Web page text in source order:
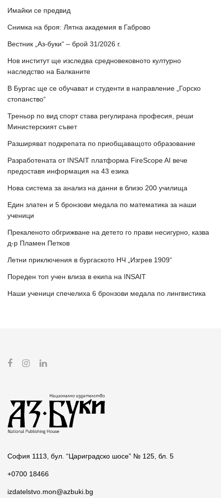
Имайки се предвид
Снимка на броя: Лятна академия в Габрово
Вестник „Аз-буки“ – брой 31/2026 г.
Нов институт ще изследва средновековното културно
наследство на Балканите
В Бургас ще се обучават и студенти в направление „Горско
стопанство“
Треньор по вид спорт става регулирана професия, реши
Министерският съвет
Разширяват подкрепата по приобщаващото образование
Разработената от INSAIT платформа FireScope AI вече
предоставя информация на 43 езика
Нова система за анализ на данни в близо 200 училища
Един златен и 5 бронзови медала по математика за наши
ученици
Прекаленото обгрижване на детето го прави несигурно, казва
д-р Пламен Петков
Летни приключения в бургаското НЧ „Изгрев 1909“
Пореден топ учен влиза в екипа на INSAIT
Наши ученици спечелиха 6 бронзови медала по лингвистика
София 1113, бул. “Цариградско шосе” № 125, бл. 5
+0700 18466
izdatelstvo.mon@azbuki.bg